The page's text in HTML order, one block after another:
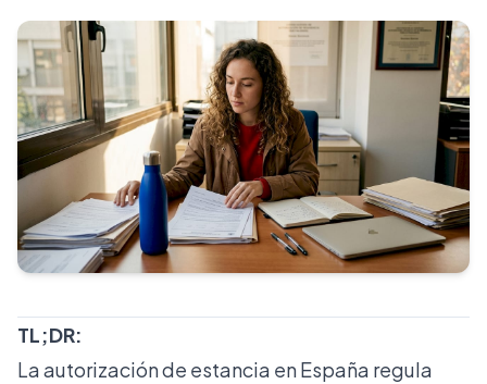
TL;DR:
La autorización de estancia en España regula